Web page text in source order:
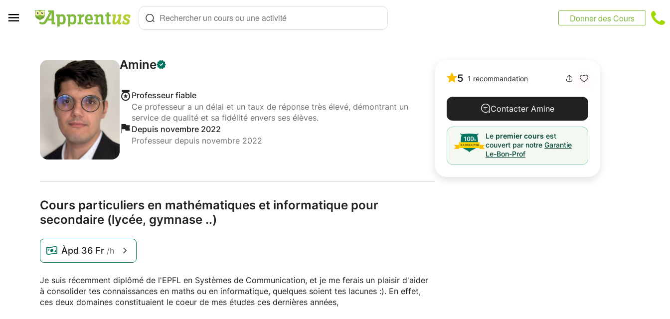
Rechercher un cours ou une activité Donner des Cours
Amine
Professeur fiable
Ce professeur a un délai et un taux de réponse très élevé, démontrant un
service de qualité et sa fidélité envers ses élèves.
Depuis novembre 2022
Professeur depuis novembre 2022
Cours particuliers en mathématiques et informatique pour
secondaire (lycée, gymnase ..)
Àpd 36 Fr /h
Je suis récemment diplômé de l'EPFL en Systèmes de Communication, et je me ferais un plaisir d'aider
à consolider tes connaissances en maths ou en informatique, quelques soient tes lacunes :). En effet,
ces deux domaines constituaient le coeur de mes études ces dernières années,
5 1 recommandation
Contacter Amine
Le premier cours est
couvert par notre Garantie
Le-Bon-Prof